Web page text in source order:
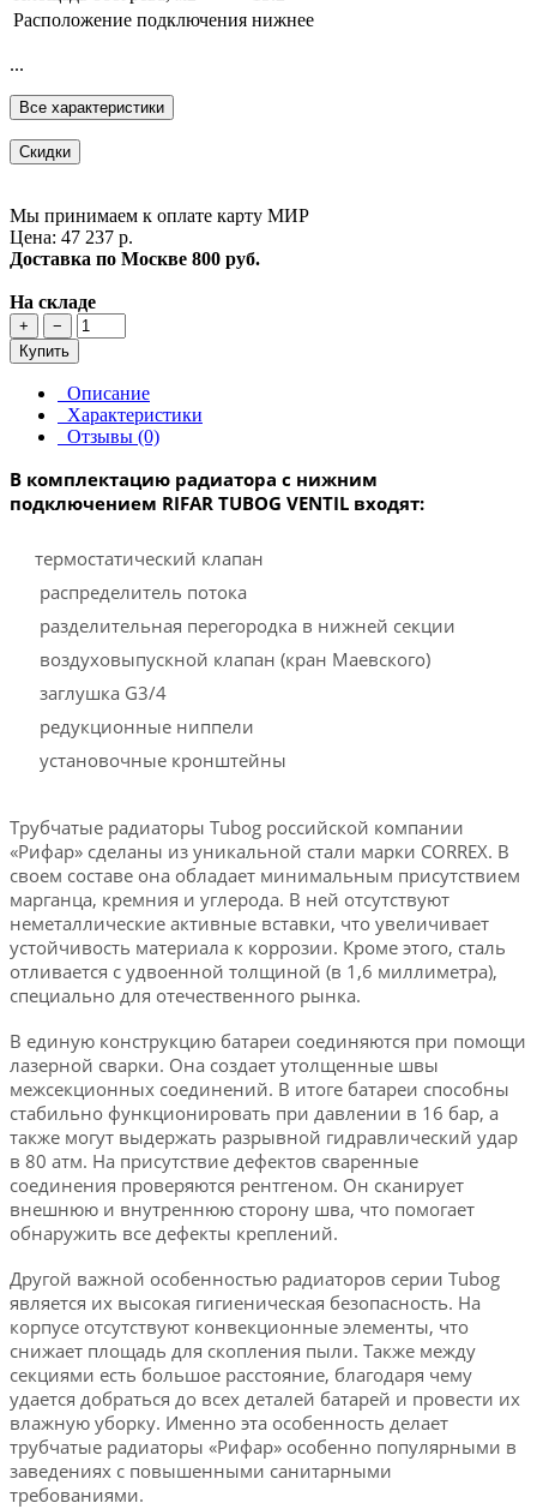
Расположение подключения нижнее
...
Все характеристики
Скидки
Мы принимаем к оплате карту МИР
Цена: 47 237 р.
Доставка по Москве 800 руб.
На складе
+
−
Купить
Описание
Характеристики
Отзывы (0)
В комплектацию радиатора с нижним
подключением RIFAR TUBOG VENTIL входят:
термостатический клапан
распределитель потока
разделительная перегородка в нижней секции
воздуховыпускной клапан (кран Маевского)
заглушка G3/4
редукционные ниппели
установочные кронштейны
Трубчатые радиаторы Tubog российской компании
«Рифар» сделаны из уникальной стали марки CORREX. В
своем составе она обладает минимальным присутствием
марганца, кремния и углерода. В ней отсутствуют
неметаллические активные вставки, что увеличивает
устойчивость материала к коррозии. Кроме этого, сталь
отливается с удвоенной толщиной (в 1,6 миллиметра),
специально для отечественного рынка.
В единую конструкцию батареи соединяются при помощи
лазерной сварки. Она создает утолщенные швы
межсекционных соединений. В итоге батареи способны
стабильно функционировать при давлении в 16 бар, а
также могут выдержать разрывной гидравлический удар
в 80 атм. На присутствие дефектов сваренные
соединения проверяются рентгеном. Он сканирует
внешнюю и внутреннюю сторону шва, что помогает
обнаружить все дефекты креплений.
Другой важной особенностью радиаторов серии Tubog
является их высокая гигиеническая безопасность. На
корпусе отсутствуют конвекционные элементы, что
снижает площадь для скопления пыли. Также между
секциями есть большое расстояние, благодаря чему
удается добраться до всех деталей батарей и провести их
влажную уборку. Именно эта особенность делает
трубчатые радиаторы «Рифар» особенно популярными в
заведениях с повышенными санитарными
требованиями.